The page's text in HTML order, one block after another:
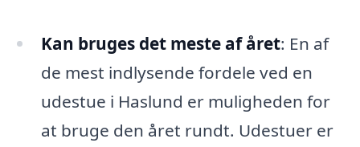
Kan bruges det meste af året: En af
de mest indlysende fordele ved en
udestue i Haslund er muligheden for
at bruge den året rundt. Udestuer er